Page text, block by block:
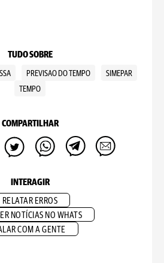
TUDO SOBRE
PREVISAO DO TEMPO
SIMEPAR
TEMPO
COMPARTILHAR
INTERAGIR
RELATAR ERROS
NOTÍCIAS NO WHATS
COM A GENTE